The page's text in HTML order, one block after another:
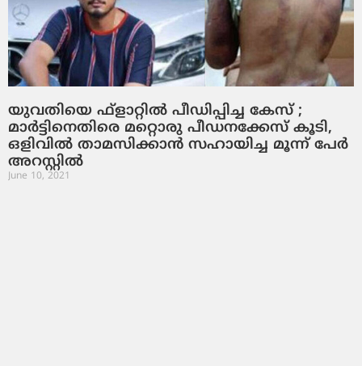
യുവതിയെ ഫ്‌ളാറ്റില്‍ പീഡിപ്പിച്ച കേസ് ;
മാര്‍ട്ടിനെതിരെ മറ്റൊരു പീഡനക്കേസ് കൂടി,
ഒളിവില്‍ താമസിക്കാന്‍ സഹായിച്ച മൂന്ന് പേര്‍
അറസ്റ്റില്‍
June 10, 2021